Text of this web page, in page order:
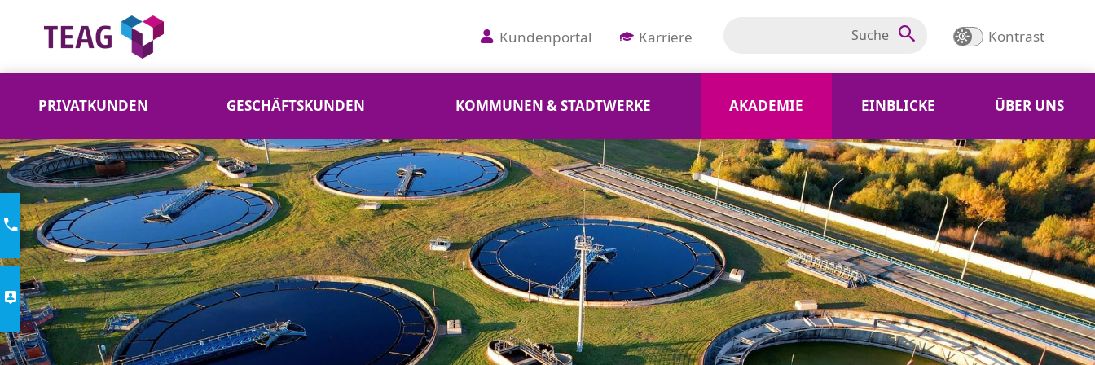
Kundenportal Karriere Kontrast
PRIVATKUNDEN GESCHÄFTSKUNDEN KOMMUNEN & STADTWERKE AKADEMIE EINBLICKE ÜBER UNS